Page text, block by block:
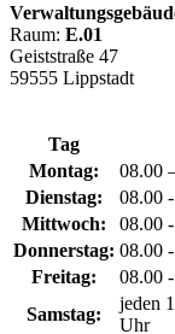
Raum: E.01
Geiststraße 47
59555 Lippstadt
Tag
Montag:
08.00
Dienstag:
08.00
Mittwoch:
08.00
Donnerstag: 08.00
Freitag:
08.00
Samstag:
jeden
Uhr